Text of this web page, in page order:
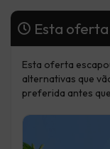
Esta
Esta oferta
alternativas que
preferida antes